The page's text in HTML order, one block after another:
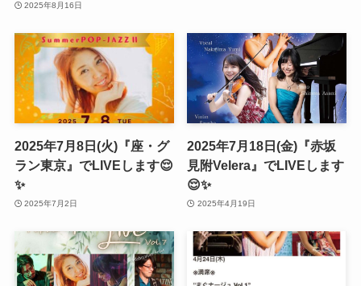
2025年8月16日
2025年7月8日(火)『座・グ
ラン東京』でLIVEします😌
✨
2025年7月2日
2025年7月18日(金)『赤坂
見附Velera』でLIVEします
😌✨
2025年4月19日